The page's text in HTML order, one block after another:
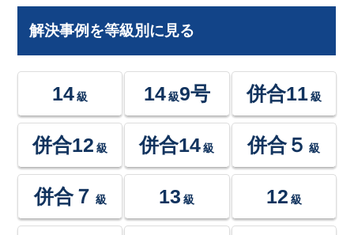
解決事例を等級別に見る
14 級 14級9号 併合11 級
併合12 級 併合14 級 併合５ 級
併合７ 級 13 級 12 級